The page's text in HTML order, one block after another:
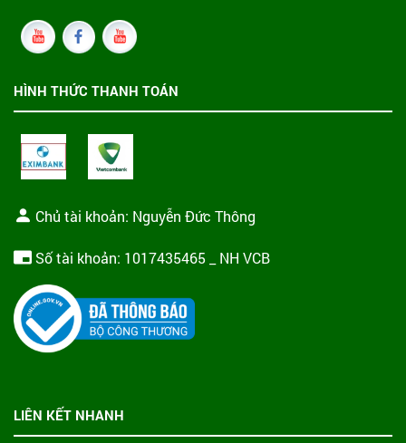
HÌNH THỨC THANH TOÁN
Chủ tài khoản: Nguyễn Đức Thông
Số tài khoản: 1017435465 _ NH VCB
LIÊN KẾT NHANH